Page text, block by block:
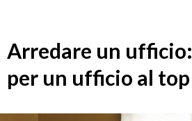
Arredare un
per un ufficio al top